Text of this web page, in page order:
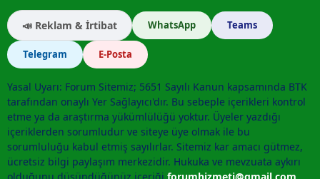
📣 Reklam & İrtibat WhatsApp Teams
Telegram E-Posta
Yasal Uyarı: Forum Sitemiz; 5651 Sayılı Kanun kapsamında BTK
tarafından onaylı Yer Sağlayıcı'dır. Bu sebeple içerikleri kontrol
etme ya da araştırma yükümlülüğü yoktur. Üyeler yazdığı
içeriklerden sorumludur ve siteye üye olmak ile bu
sorumluluğu kabul etmiş sayılırlar. Sitemiz kar amacı gütmez,
ücretsiz bilgi paylaşım merkezidir. Hukuka ve mevzuata aykırı